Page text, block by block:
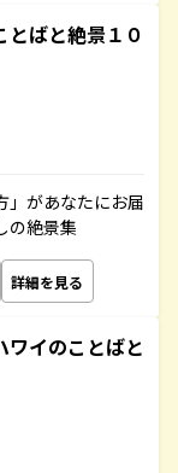
ばと絶景１０
」があなたにお届
の絶景集
詳細を見る
ワイのことばと